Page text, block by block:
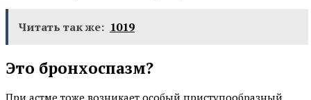
Читать так же: 1019
Это бронхоспазм?